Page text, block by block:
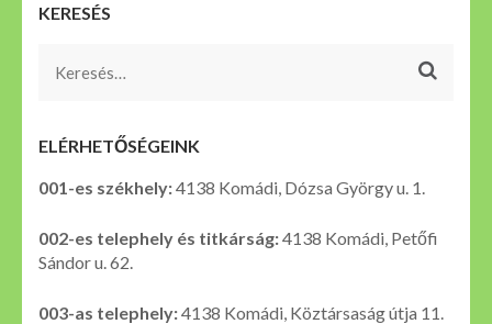
KERESÉS
Keresés:
ELÉRHETŐSÉGEINK
001-es székhely:4138 Komádi, Dózsa György u. 1.
002-es telephely és titkárság:4138 Komádi, Petőfi
Sándor u. 62.
003-as telephely:4138 Komádi, Köztársaság útja 11.